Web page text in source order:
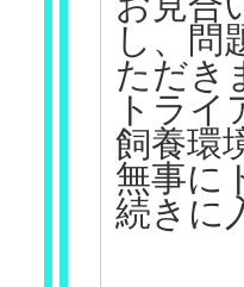
し、問
ただき
トラ
飼養環
無事に
続きに